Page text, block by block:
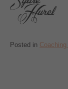
Posted in